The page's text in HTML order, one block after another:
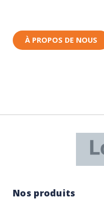
À PROPOS DE NOUS
Nos produits